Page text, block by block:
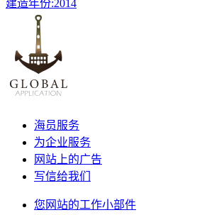
建造年份:2014
海员服务
为企业服务
网站上的广告
写信给我们
您网站的工作小部件